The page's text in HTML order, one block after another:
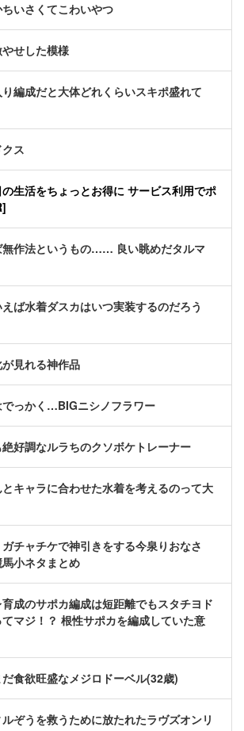
ちいさくてこわいやつ
せした模様
り編成だと大体どれくらいスキポ盛れて
クス
の生活をちょっとお得に サービス利用でポ
無作法というもの…… 良い眺めだタルマ
えば水着ダスカはいつ実装するのだろう
が見れる神作品
でっかく…BIGニシノフラワー
絶好調なルラちのクソボケトレーナー
とキャラに合わせた水着を考えるのって大
ガチャチケで神引きをする今泉りおなさ
小ネタまとめ
育成のサポカ編成は短距離でもスタチヨド
てマジ！？ 根性サポカを編成していた意
だ食欲旺盛なメジロドーベル(32歳)
ルぞうを救うために放たれたラヴズオンリ